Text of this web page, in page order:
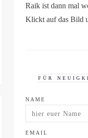
Raik ist dann mal
Klickt auf das Bild
FÜR
NAME
EMAIL